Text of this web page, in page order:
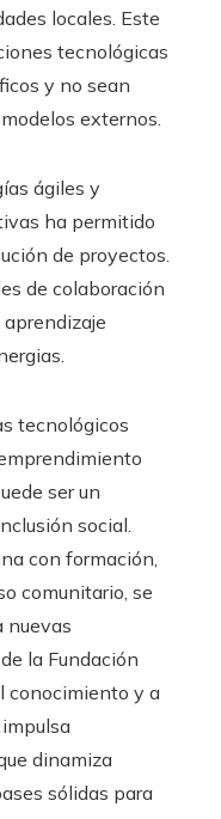
locales. Este
tecnológicas
y no sean
externos.
ágiles y
ha permitido
de proyectos.
de colaboración
tecnológicos
ser un
social.
con formación,
comunitario, se
nuevas
la Fundación
conocimiento y a
dinamiza
sólidas para